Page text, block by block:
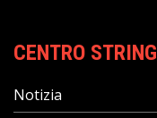
CENTRO STRING
Notizia